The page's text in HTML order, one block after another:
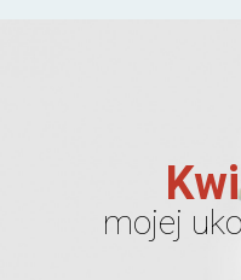
mojej